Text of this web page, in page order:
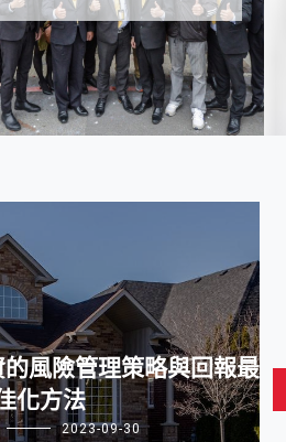
風險管理策略與回報最
化方法
2023-09-30